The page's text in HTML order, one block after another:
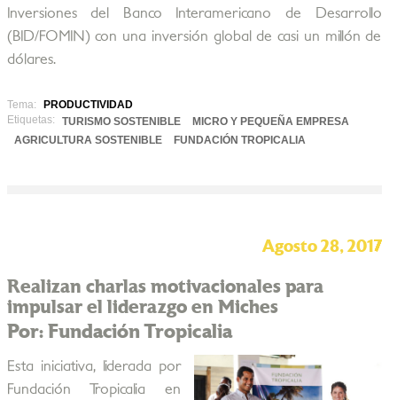
Inversiones del Banco Interamericano de Desarrollo
(BID/FOMIN) con una inversión global de casi un millón de
dólares.
Tema:
PRODUCTIVIDAD
Etiquetas:
TURISMO SOSTENIBLE
MICRO Y PEQUEÑA EMPRESA
AGRICULTURA SOSTENIBLE
FUNDACIÓN TROPICALIA
Agosto 28, 2017
Realizan charlas motivacionales para
impulsar el liderazgo en Miches
Por: Fundación Tropicalia
Esta iniciativa, liderada por
Fundación Tropicalia en